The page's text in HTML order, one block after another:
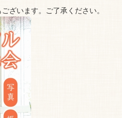
ざいます。ご了承ください。